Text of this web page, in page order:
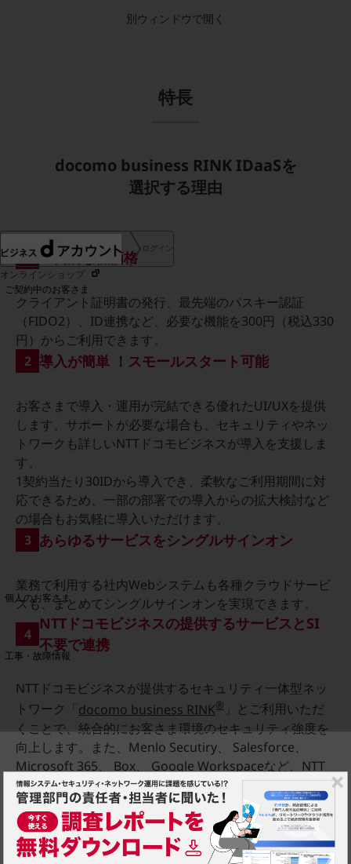
オンラインショップ
ご契約中のお客さま
サービス別サポート情報
ご契約中サービスの一元管理
Web明細(ビリングステーション)
料金分析(ご利用料金管理サービス)
Web明細(My docomo)
個人のお客さま
NTTドコモ
OCNなど
工事・故障情報
SDPFナレッジセンター
NTTドコモ 通信障害情報
別ウィンドウで開く
特長
docomo business RINK IDaaSを
選択する理由
1 圧倒的な低価格
クライアント証明書の発行、最先端のパスキー認証
（FIDO2）、ID連携など、必要な機能を300円（税込330
円）からご利用できます。
3 あらゆるサービスをシングルサインオン
業務で利用する社内Webシステムも各種クラウドサービ
スも、まとめてシングルサインオンを実現できます。
2 導入が簡単 ！スモールスタート可能
お客さまで導入・運用が完結できる優れたUI/UXを提供
します。サポートが必要な場合も、セキュリティやネッ
トワークも詳しいNTTドコモビジネスが導入を支援しま
す。
1契約当たり30IDから導入でき、柔軟なご利用期間に対
応できるため、一部の部署での導入からの拡大検討など
の場合もお気軽に導入いただけます。
4
NTTドコモビジネスの提供するサービスとSI
不要で連携
NTTドコモビジネスが提供するセキュリティ一体型ネッ
トワーク「 docomo business RINK®
」とご利用いただ
くことで、統合的にお客さま環境のセキュリティ強度を
向上します。また、Menlo Secutiry、 Salesforce、
Microsoft 365、 Box、 Google Workspaceなど、NTT
ドコモビジネスが取り扱うSaaSの認証基盤としてもご利
用いただけます。